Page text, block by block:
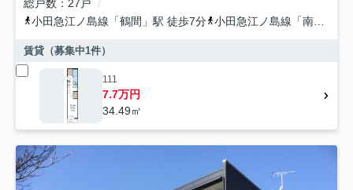
総戸数
27戸
小田急江ノ島線 「鶴間 」駅 徒歩7分 小田急江ノ島線 「南林間
賃貸（募集中1件）
111
7.7万円
34.49㎡